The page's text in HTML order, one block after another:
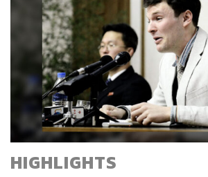
HIGHLIGHTS